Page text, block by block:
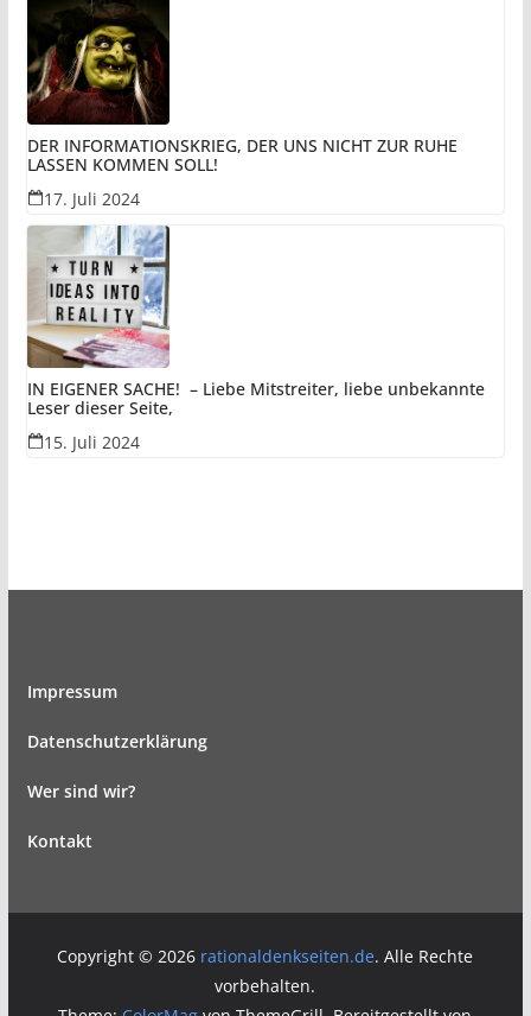
DER INFORMATIONSKRIEG, DER UNS NICHT ZUR RUHE
LASSEN KOMMEN SOLL!
17. Juli 2024
IN EIGENER SACHE! – Liebe Mitstreiter, liebe unbekannte
Leser dieser Seite,
15. Juli 2024
Impressum
Datenschutzerklärung
Wer sind wir?
Kontakt
Copyright © 2026 rationaldenkseiten.de. Alle Rechte
vorbehalten.